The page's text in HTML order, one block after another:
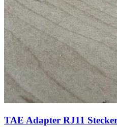
TAE Adapter RJ11